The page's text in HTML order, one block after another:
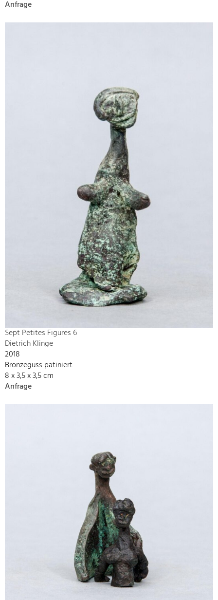
Anfrage
Sept Petites Figures 6
Dietrich Klinge
2018
Bronzeguss patiniert
8 x 3,5 x 3,5 cm
Anfrage